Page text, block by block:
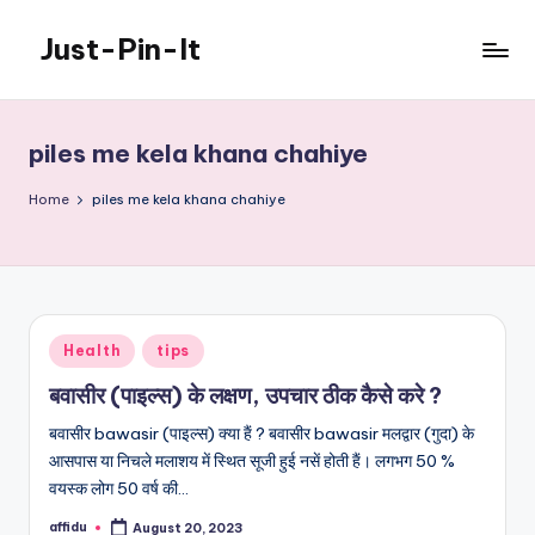
content
Just-Pin-It
piles me kela khana chahiye
Home piles me kela khana chahiye
Posted
in
Health tips
बवासीर (पाइल्स) के लक्षण, उपचार ठीक कैसे करे ?
बवासीर bawasir (पाइल्स) क्या हैं ? बवासीर bawasir मलद्वार (गुदा) के
आसपास या निचले मलाशय में स्थित सूजी हुई नसें होती हैं। लगभग 50 %
वयस्क लोग 50 वर्ष की…
affidu August 20, 2023